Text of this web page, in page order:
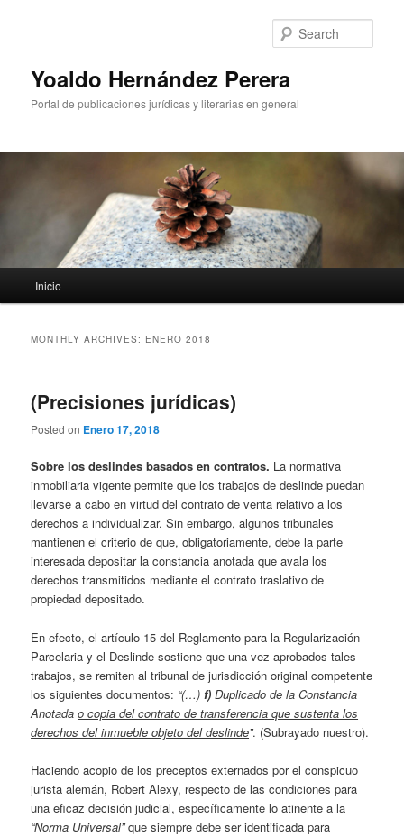
Yoaldo Hernández Perera
Portal de publicaciones jurídicas y literarias en general
Skip to primary content
Skip to secondary content
Inicio
MONTHLY ARCHIVES: ENERO 2018
(Precisiones jurídicas)
Posted on Enero 17, 2018
Sobre los deslindes basados en contratos. La normativa
inmobiliaria vigente permite que los trabajos de deslinde puedan
llevarse a cabo en virtud del contrato de venta relativo a los
derechos a individualizar. Sin embargo, algunos tribunales
mantienen el criterio de que, obligatoriamente, debe la parte
interesada depositar la constancia anotada que avala los
derechos transmitidos mediante el contrato traslativo de
propiedad depositado.
En efecto, el artículo 15 del Reglamento para la Regularización
Parcelaria y el Deslinde sostiene que una vez aprobados tales
trabajos, se remiten al tribunal de jurisdicción original competente
los siguientes documentos: “(…) f) Duplicado de la Constancia
Anotadao copia del contrato de transferencia que sustenta los
derechos del inmueble objeto del deslinde”. (Subrayado nuestro).
Haciendo acopio de los preceptos externados por el conspicuo
jurista alemán, Robert Alexy, respecto de las condiciones para
una eficaz decisión judicial, específicamente lo atinente a la
“Norma Universal”que siempre debe ser identificada para